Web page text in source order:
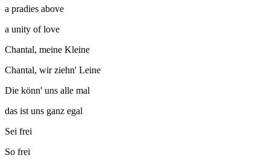
a pradies above
a unity of love
Chantal, meine Kleine
Chantal, wir ziehn' Leine
Die könn' uns alle mal
das ist uns ganz egal
Sei frei
So frei